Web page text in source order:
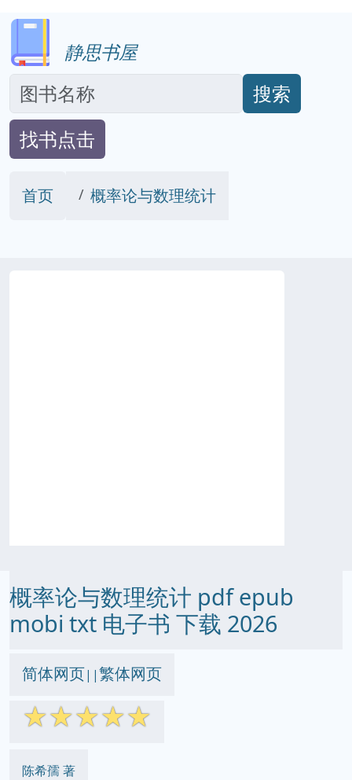
静思书屋
搜索
找书点击
首页 概率论与数理统计
概率论与数理统计 pdf epub
mobi txt 电子书 下载 2026
简体网页||繁体网页
☆☆☆☆☆
陈希孺 著